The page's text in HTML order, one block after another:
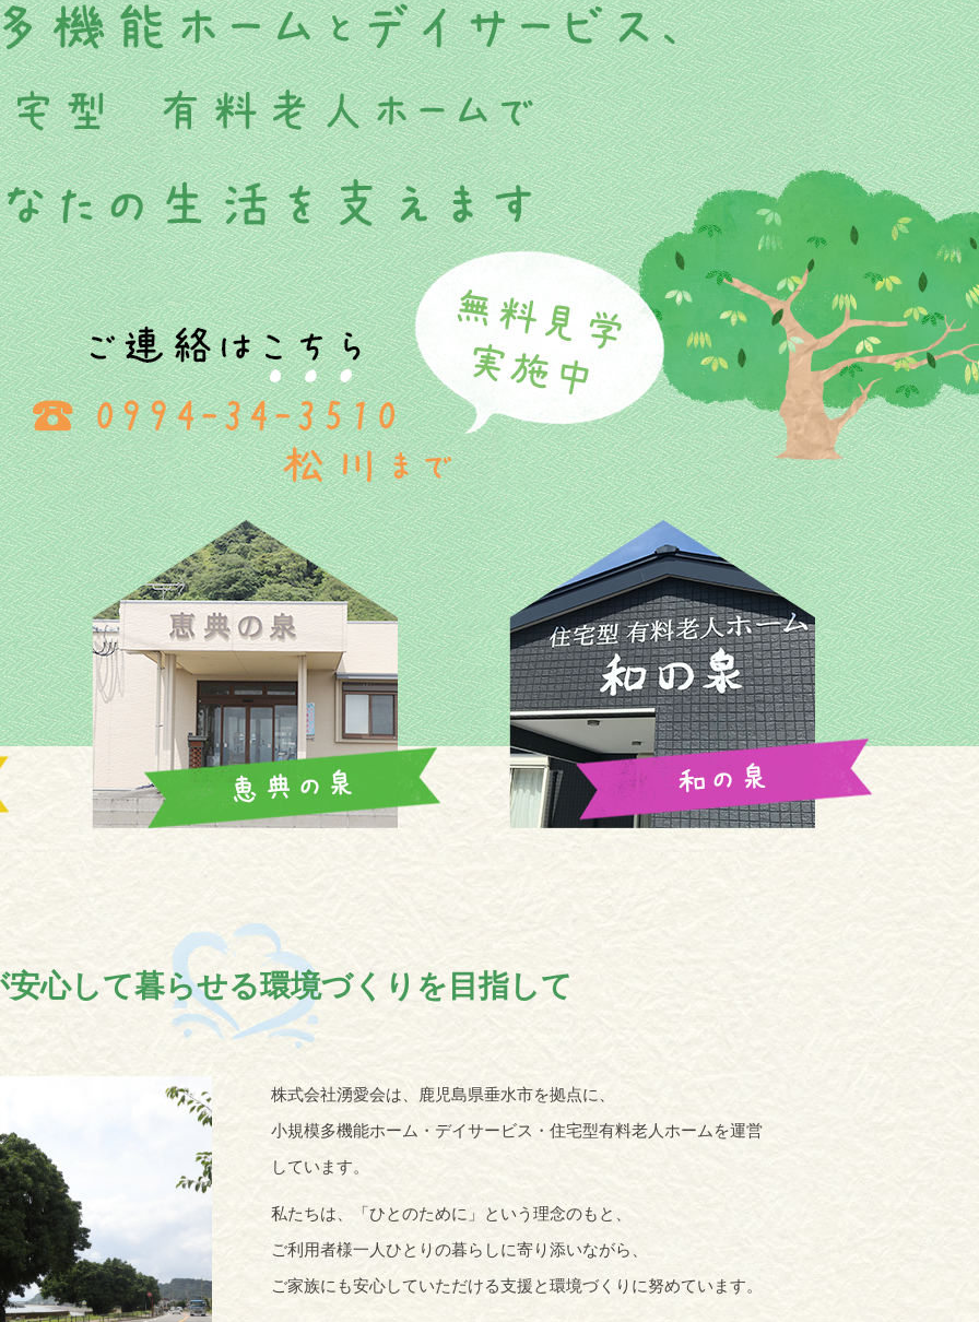
安心して暮らせる環境づくりを目指して
株式会社湧愛会は、鹿児島県垂水市を拠点に、
小規模多機能ホーム・デイサービス・住宅型有料老人ホームを運営
しています。
私たちは、「ひとのために」という理念のもと、
ご利用者様一人ひとりの暮らしに寄り添いながら、
ご家族にも安心していただける支援と環境づくりに努めています。